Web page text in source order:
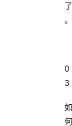
了
。
0
3
如
何